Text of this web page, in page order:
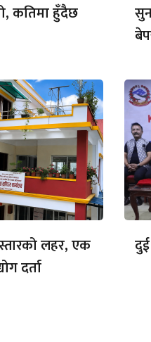
कतिमा हुँदैछ
लहर, एक
दर्ता